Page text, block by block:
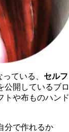
ている、 セルフ
公開しているブロ
トや布ものハンド
分で作れるか